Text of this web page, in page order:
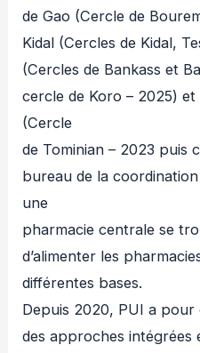
de Gao (Cercle de
Kidal (Cercles de Kidal,
(Cercles de Bankass et
cercle de Koro – 2025)
(Cercle
de Tominian – 2023 puis
bureau de la
une
pharmacie centrale se
d’alimenter les
différentes bases.
Depuis 2020, PUI a
des approches intégrées